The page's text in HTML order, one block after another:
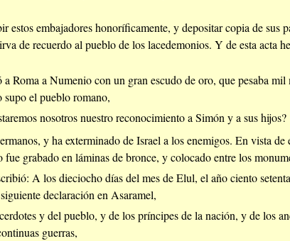
estos embajadores honoríficamente, y depositar copia de sus
de recuerdo al pueblo de los lacedemonios. Y de esta acta
Roma a Numenio con un gran escudo de oro, que pesaba
el pueblo romano,
nosotros nuestro reconocimiento a Simón y a sus hijos?
y ha exterminado de Israel a los enemigos. En vista de
grabado en láminas de bronce, y colocado entre los
A los dieciocho días del mes de Elul, el año ciento
declaración en Asaramel,
y del pueblo, y de los príncipes de la nación, y de los
guerras,